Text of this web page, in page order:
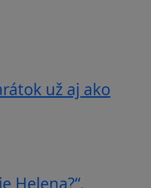
už aj ako
Helena?“.